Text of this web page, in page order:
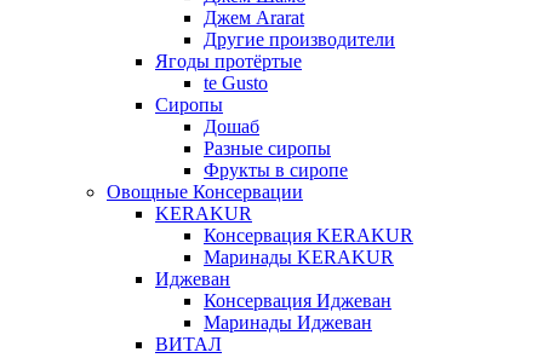
Джем Ararat
Другие производители
Ягоды протёртые
te Gusto
Сиропы
Дошаб
Разные сиропы
Фрукты в сиропе
Овощные Консервации
KERAKUR
Консервация KERAKUR
Маринады KERAKUR
Иджеван
Консервация Иджеван
Маринады Иджеван
ВИТАЛ